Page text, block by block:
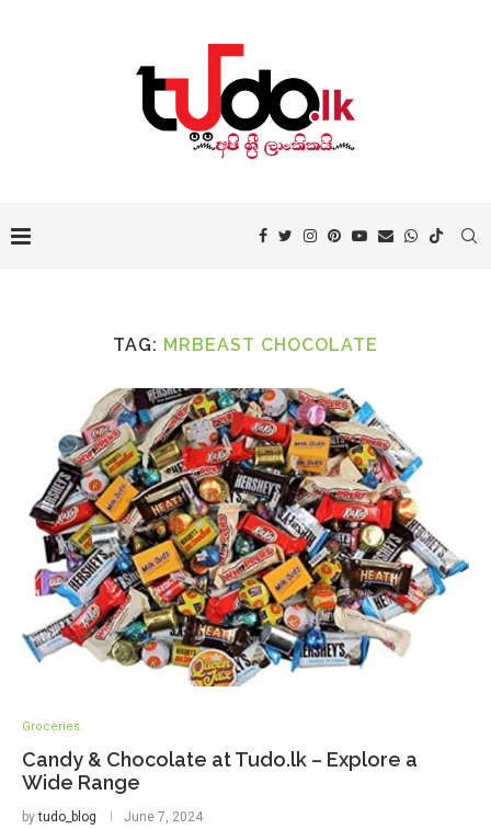
TAG: MRBEAST CHOCOLATE
Groceries
Candy & Chocolate at Tudo.lk – Explore a
Wide Range
bytudo_blog June 7, 2024